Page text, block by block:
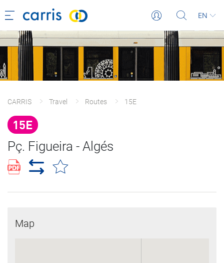
EN
CARRIS Travel Routes 15E
15E
Pç. Figueira - Algés
Map